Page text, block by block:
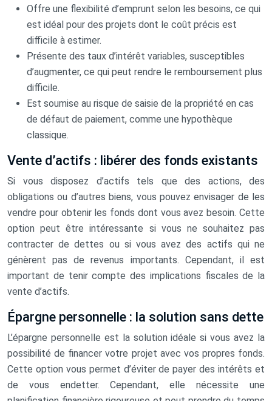
Offre une flexibilité d’emprunt selon les besoins, ce qui
est idéal pour des projets dont le coût précis est
difficile à estimer.
Présente des taux d’intérêt variables, susceptibles
d’augmenter, ce qui peut rendre le remboursement plus
difficile.
Est soumise au risque de saisie de la propriété en cas
de défaut de paiement, comme une hypothèque
classique.
Vente d’actifs : libérer des fonds existants
Si vous disposez d’actifs tels que des actions, des
obligations ou d’autres biens, vous pouvez envisager de les
vendre pour obtenir les fonds dont vous avez besoin. Cette
option peut être intéressante si vous ne souhaitez pas
contracter de dettes ou si vous avez des actifs qui ne
génèrent pas de revenus importants. Cependant, il est
important de tenir compte des implications fiscales de la
vente d’actifs.
Épargne personnelle : la solution sans dette
L’épargne personnelle est la solution idéale si vous avez la
possibilité de financer votre projet avec vos propres fonds.
Cette option vous permet d’éviter de payer des intérêts et
de vous endetter. Cependant, elle nécessite une